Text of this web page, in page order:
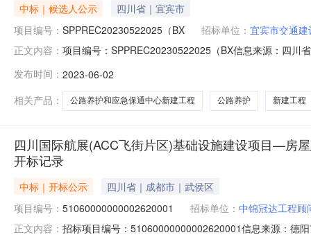
中标｜候选人公示
四川省｜宜宾市
项目编号： SPPREC20230522025（BX 招标单位： 宜宾市交通
正文内容： 项目编号：SPPREC20230522025（BX信息来源：四川
公示（标准文本)项目名称宜宾市屏山县新市公路养护和
心联系电话185
发布时间： 2023-06-02
相关产品：
公路养护和应急保通中心新建工程 公路养护 新建工程
四川国际航展(ACC飞街片区)基础设施建设项目—房
开标记录
中标｜开标公示
四川省｜成都市｜武侯区
项目编号： 51060000000002620001 招标单位： 中锦冠达工程顾
正文内容： 招标项目编号：51060000000002620001信息来源：德